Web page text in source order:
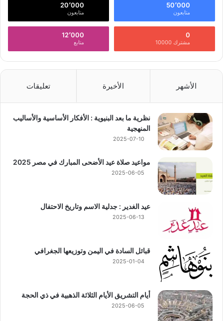
50٬000
متابعون
20٬000
متابعون
0
مشترك 10000
12٬000
متابع
الأشهر الأخيرة تعليقات
نظرية ما بعد البنيوية : الأفكار الأساسية والأساليب
المنهجية
2025-07-10
مواعيد صلاة عيد الأضحى المبارك في مصر 2025
2025-06-05
عيد الغدير : جدلية الاسم وتاريخ الاحتفال
2025-06-13
قبائل السادة في اليمن وتوزيعها الجغرافي
2025-01-04
أيام التشريق الأيام الثلاثة الذهبية في ذي الحجة
2025-06-05